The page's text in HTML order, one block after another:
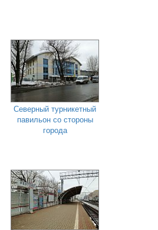
Северный турникетный
павильон со стороны
города